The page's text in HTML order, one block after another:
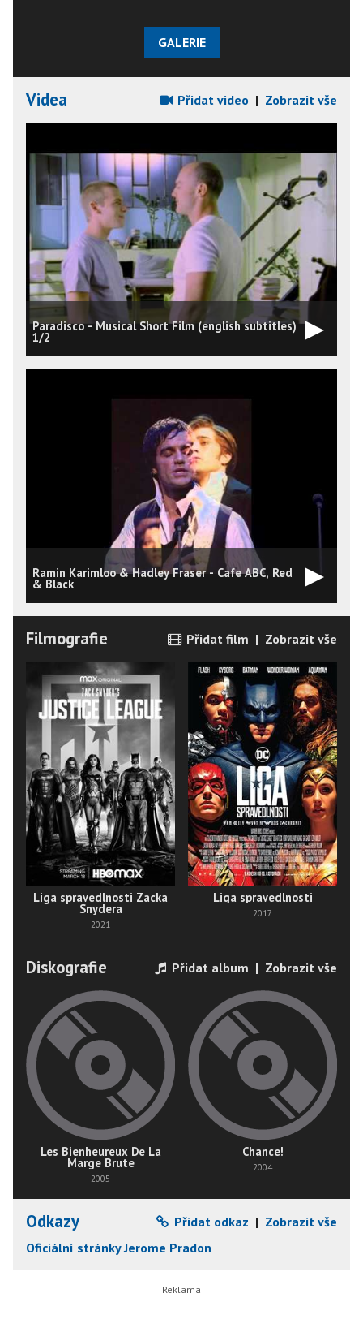
GALERIE
Videa Přidat video | Zobrazit vše
Paradisco - Musical Short Film (english subtitles)
1/2
Ramin Karimloo & Hadley Fraser - Cafe ABC, Red
& Black
Filmografie Přidat film | Zobrazit vše
Liga spravedlnosti Zacka
Snydera
2021
Liga spravedlnosti
2017
Diskografie Přidat album | Zobrazit vše
Les Bienheureux De La
Marge Brute
2005
Chance!
2004
Odkazy Přidat odkaz | Zobrazit vše
Oficiální stránky Jerome Pradon